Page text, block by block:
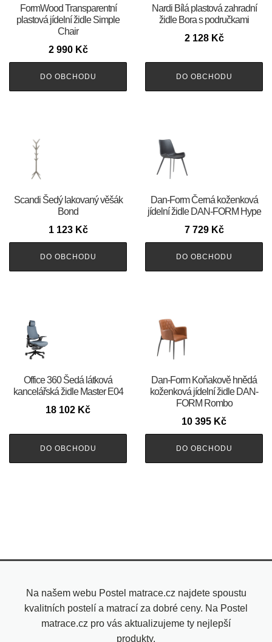
FormWood Transparentní
plastová jídelní židle Simple
Chair
2 990 Kč
DO OBCHODU
Nardi Bílá plastová zahradní
židle Bora s područkami
2 128 Kč
DO OBCHODU
Scandi Šedý lakovaný věšák
Bond
1 123 Kč
DO OBCHODU
​​​​​Dan-Form Černá koženková
jídelní židle DAN-FORM Hype
7 729 Kč
DO OBCHODU
Office 360 Šedá látková
kancelářská židle Master E04
18 102 Kč
DO OBCHODU
​​​​​Dan-Form Koňakově hnědá
koženková jídelní židle DAN-
FORM Rombo
10 395 Kč
DO OBCHODU
Na našem webu Postel matrace.cz najdete spoustu
kvalitních postelí a matrací za dobré ceny. Na Postel
matrace.cz pro vás aktualizujeme ty nejlepší
produkty.